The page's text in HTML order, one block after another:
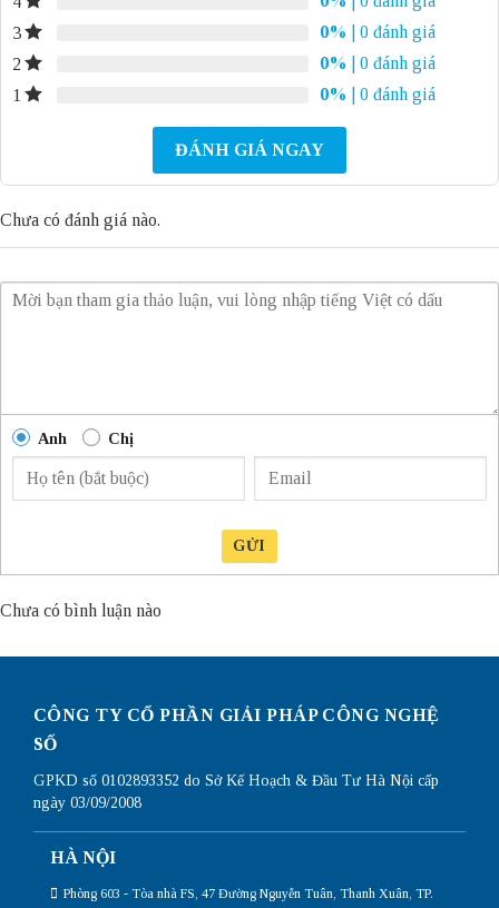
3
0%
| 0 đánh giá
2
0%
| 0 đánh giá
1
0% | 0 đánh giá
ĐÁNH GIÁ NGAY
Chưa có đánh giá nào.
Anh Chị
GỬI
Chưa có bình luận nào
CÔNG TY CỔ PHẦN GIẢI PHÁP CÔNG NGHỆ
SỐ
GPKD số 0102893352 do Sở Kế Hoạch & Đầu Tư Hà Nội cấp
ngày 03/09/2008
HÀ NỘI
Phòng 603 - Tòa nhà FS, 47 Đường Nguyễn Tuân, Thanh Xuân, TP.